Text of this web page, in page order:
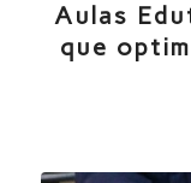
Aulas
que